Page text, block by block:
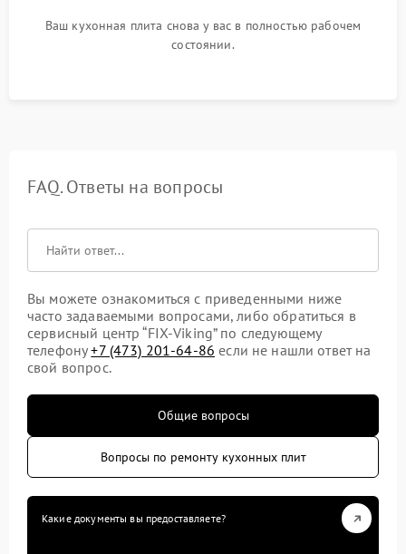
Ваш кухонная плита снова у вас в полностью рабочем
состоянии.
FAQ. Ответы на вопросы
Вы можете ознакомиться с приведенными ниже
часто задаваемыми вопросами, либо обратиться в
сервисный центр “FIX-Viking” по следующему
телефону+7 (473) 201-64-86 если не нашли ответ на
свой вопрос.
Общие вопросы
Вопросы по ремонту кухонных плит
Какие документы вы предоставляете?